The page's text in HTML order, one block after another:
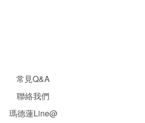
常見Q&A
聯絡我們
瑪德蓮Line@